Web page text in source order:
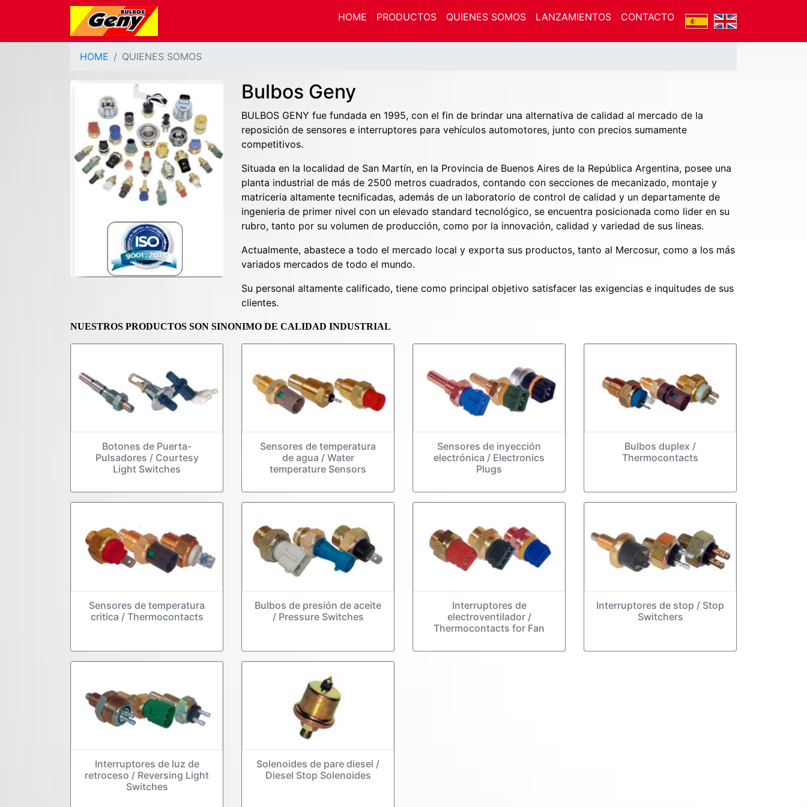
HOME PRODUCTOS QUIENES SOMOS LANZAMIENTOS CONTACTO
HOME QUIENES SOMOS
Bulbos Geny
BULBOS GENY fue fundada en 1995, con el fin de brindar una alternativa de calidad al mercado de la
reposición de sensores e interruptores para vehículos automotores, junto con precios sumamente
competitivos.
Situada en la localidad de San Martín, en la Provincia de Buenos Aires de la República Argentina, posee una
planta industrial de más de 2500 metros cuadrados, contando con secciones de mecanizado, montaje y
matriceria altamente tecnificadas, además de un laboratorio de control de calidad y un departamente de
ingenieria de primer nivel con un elevado standard tecnológico, se encuentra posicionada como lider en su
rubro, tanto por su volumen de producción, como por la innovación, calidad y variedad de sus lineas.
Actualmente, abastece a todo el mercado local y exporta sus productos, tanto al Mercosur, como a los más
variados mercados de todo el mundo.
Su personal altamente calificado, tiene como principal objetivo satisfacer las exigencias e inquitudes de sus
clientes.
NUESTROS PRODUCTOS SON SINONIMO DE CALIDAD INDUSTRIAL
Botones de Puerta-
Pulsadores / Courtesy
Light Switches
Sensores de temperatura
de agua / Water
temperature Sensors
Sensores de inyección
electrónica / Electronics
Plugs
Bulbos duplex /
Thermocontacts
Sensores de temperatura
critica / Thermocontacts
Bulbos de presión de aceite
/ Pressure Switches
Interruptores de
electroventilador /
Thermocontacts for Fan
Interruptores de stop / Stop
Switchers
Interruptores de luz de
retroceso / Reversing Light
Switches
Solenoides de pare diesel /
Diesel Stop Solenoides